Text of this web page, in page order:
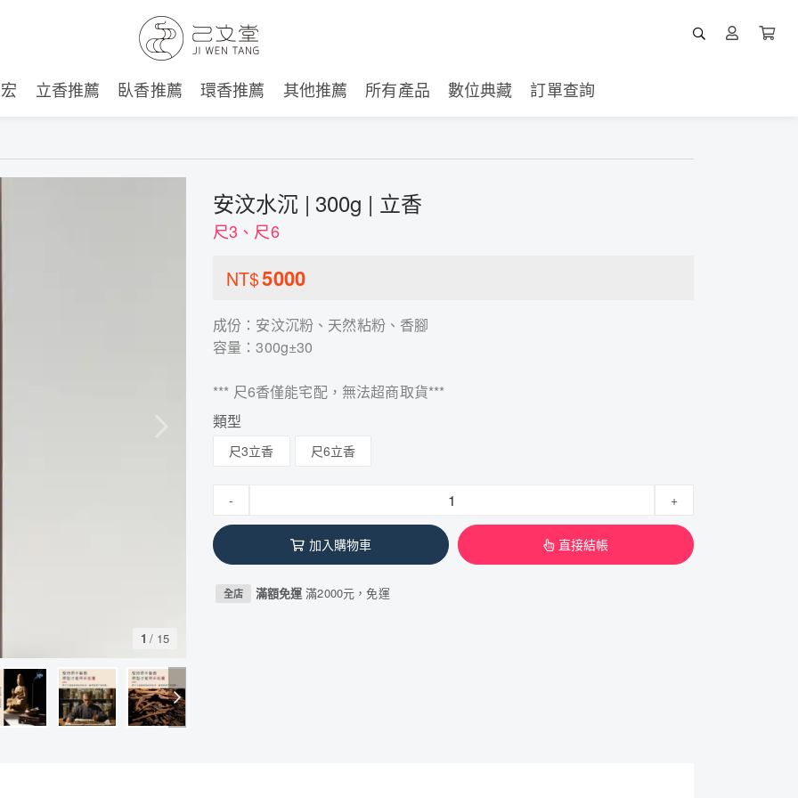
立香推薦 臥香推薦 環香推薦 其他推薦 所有產品 數位典藏 訂單查詢
1 / 15
安汶水沉 | 300g | 立香
尺3、尺6
NT$5000
成份：安汶沉粉、天然粘粉、香腳
容量：300g±30
*** 尺6香僅能宅配，無法超商取貨***
類型
尺3立香 尺6立香
- +
加入購物車 直接結帳
全店 滿額免運滿2000元，免運